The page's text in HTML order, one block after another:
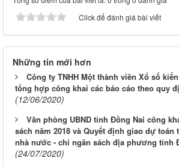
Click để đánh giá bài viết
Những tin mới hơn
Công ty TNHH Một thành viên Xổ số
tổng hợp công khai các báo cáo theo quy
(12/06/2020)
Văn phòng UBND tỉnh Đồng Nai công
sách năm 2018 và Quyết định giao dự toán
nhà nước - chi ngân sách địa phương tỉnh
(24/07/2020)